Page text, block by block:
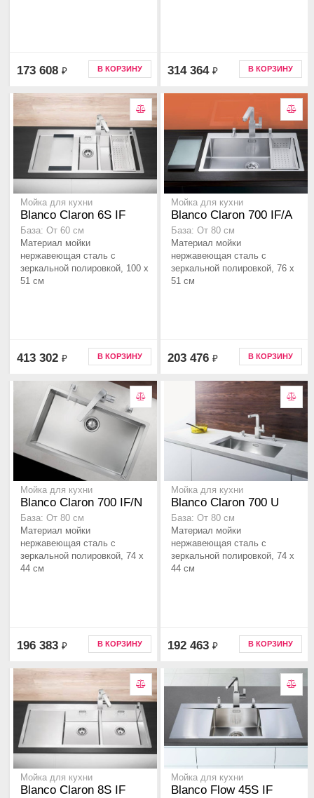
173 608 ₽ В КОРЗИНУ 314 364 ₽ В КОРЗИНУ
Мойка для кухни
Blanco Claron 6S IF
База: От 60 см
Материал мойки
нержавеющая сталь с
зеркальной полировкой, 100 x
51 см
413 302 ₽ В КОРЗИНУ
Мойка для кухни
Blanco Claron 700 IF/A
База: От 80 см
Материал мойки
нержавеющая сталь с
зеркальной полировкой, 76 x
51 см
203 476 ₽ В КОРЗИНУ
Мойка для кухни
Blanco Claron 700 IF/N
База: От 80 см
Материал мойки
нержавеющая сталь с
зеркальной полировкой, 74 x
44 см
196 383 ₽ В КОРЗИНУ
Мойка для кухни
Blanco Claron 700 U
База: От 80 см
Материал мойки
нержавеющая сталь с
зеркальной полировкой, 74 x
44 см
192 463 ₽ В КОРЗИНУ
Мойка для кухни
Blanco Claron 8S IF
Мойка для кухни
Blanco Flow 45S IF